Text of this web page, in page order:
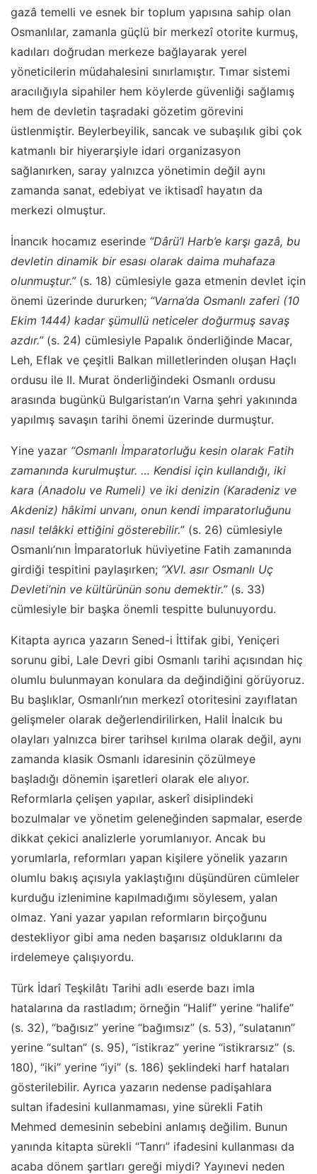
gazâ temelli ve esnek bir toplum yapısına sahip olan
Osmanlılar, zamanla güçlü bir merkezî otorite kurmuş,
kadıları doğrudan merkeze bağlayarak yerel
yöneticilerin müdahalesini sınırlamıştır. Tımar sistemi
aracılığıyla sipahiler hem köylerde güvenliği sağlamış
hem de devletin taşradaki gözetim görevini
üstlenmiştir. Beylerbeyilik, sancak ve subaşılık gibi çok
katmanlı bir hiyerarşiyle idari organizasyon
sağlanırken, saray yalnızca yönetimin değil aynı
zamanda sanat, edebiyat ve iktisadî hayatın da
merkezi olmuştur.
İnancık hocamız eserinde “Dârü’l Harb’e karşı gazâ, bu
devletin dinamik bir esası olarak daima muhafaza
olunmuştur.”(s. 18) cümlesiyle gaza etmenin devlet için
önemi üzerinde dururken; “Varna’da Osmanlı zaferi (10
Ekim 1444) kadar şümullü neticeler doğurmuş savaş
azdır.”(s. 24) cümlesiyle Papalık önderliğinde Macar,
Leh, Eflak ve çeşitli Balkan milletlerinden oluşan Haçlı
ordusu ile II. Murat önderliğindeki Osmanlı ordusu
arasında bugünkü Bulgaristan’ın Varna şehri yakınında
yapılmış savaşın tarihi önemi üzerinde durmuştur.
Yine yazar “Osmanlı İmparatorluğu kesin olarak Fatih
zamanında kurulmuştur. … Kendisi için kullandığı, iki
kara (Anadolu ve Rumeli) ve iki denizin (Karadeniz ve
Akdeniz) hâkimi unvanı, onun kendi imparatorluğunu
nasıl telâkki ettiğini gösterebilir.” (s. 26) cümlesiyle
Osmanlı’nın İmparatorluk hüviyetine Fatih zamanında
girdiği tespitini paylaşırken; “XVI. asır Osmanlı Uç
Devleti’nin ve kültürünün sonu demektir.”(s. 33)
cümlesiyle bir başka önemli tespitte bulunuyordu.
Kitapta ayrıca yazarın Sened-i İttifak gibi, Yeniçeri
sorunu gibi, Lale Devri gibi Osmanlı tarihi açısından hiç
olumlu bulunmayan konulara da değindiğini görüyoruz.
Bu başlıklar, Osmanlı’nın merkezî otoritesini zayıflatan
gelişmeler olarak değerlendirilirken, Halil İnalcık bu
olayları yalnızca birer tarihsel kırılma olarak değil, aynı
zamanda klasik Osmanlı idaresinin çözülmeye
başladığı dönemin işaretleri olarak ele alıyor.
Reformlarla çelişen yapılar, askerî disiplindeki
bozulmalar ve yönetim geleneğinden sapmalar, eserde
dikkat çekici analizlerle yorumlanıyor. Ancak bu
yorumlarla, reformları yapan kişilere yönelik yazarın
olumlu bakış açısıyla yaklaştığını düşündüren cümleler
kurduğu izlenimine kapılmadığımı söylesem, yalan
olmaz. Yani yazar yapılan reformların birçoğunu
destekliyor gibi ama neden başarısız olduklarını da
irdelemeye çalışıyordu.
Türk İdarî Teşkilâtı Tarihi adlı eserde bazı imla
hatalarına da rastladım; örneğin “Halif” yerine “halife”
(s. 32), “bağısız” yerine “bağımsız” (s. 53), “sulatanın”
yerine “sultan” (s. 95), “istikraz” yerine “istikrarsız” (s.
180), “iki” yerine “iyi” (s. 186) şeklindeki harf hataları
gösterilebilir. Ayrıca yazarın nedense padişahlara
sultan ifadesini kullanmaması, yine sürekli Fatih
Mehmed demesinin sebebini anlamış değilim. Bunun
yanında kitapta sürekli “Tanrı” ifadesini kullanması da
acaba dönem şartları gereği miydi? Yayınevi neden